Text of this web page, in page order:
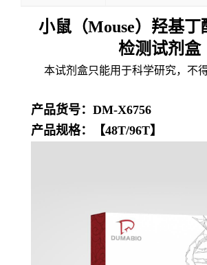
小鼠（Mouse）羟基丁
检测试剂盒
本试剂盒只能用于科学研究，不
产品货号：DM-X6756
产品规格：【48T/96T】